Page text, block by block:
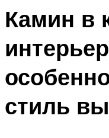
Камин в
стиль